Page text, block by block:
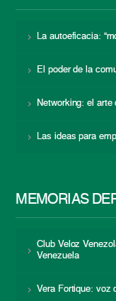
La autoeficacia:
El poder de la
Networking: el arte
Las ideas para
MEMORIAS
Club Veloz
Venezuela
Vera Fortique: voz